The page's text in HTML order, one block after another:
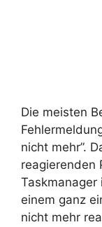
Die meisten
nicht mehr”.
reagierenden
einem ganz
nicht mehr